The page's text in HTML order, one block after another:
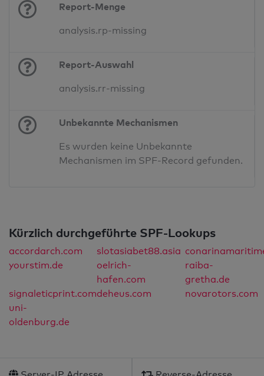
Report-Menge
analysis.rp-missing
Report-Auswahl
analysis.rr-missing
Unbekannte Mechanismen
Es wurden keine Unbekannte
Mechanismen im SPF-Record gefunden.
Kürzlich durchgeführte SPF-Lookups
accordarch.com slotasiabet88.asia
yourstim.de
oelrich-
hafen.com
raiba-
gretha.de
signaleticprint.comdeheus.com
novarotors.com
uni-
oldenburg.de